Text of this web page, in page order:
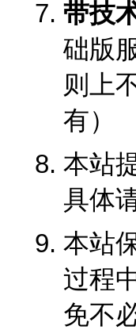
带技
础版
则上
有）
本站
具体
本站
过程
免不